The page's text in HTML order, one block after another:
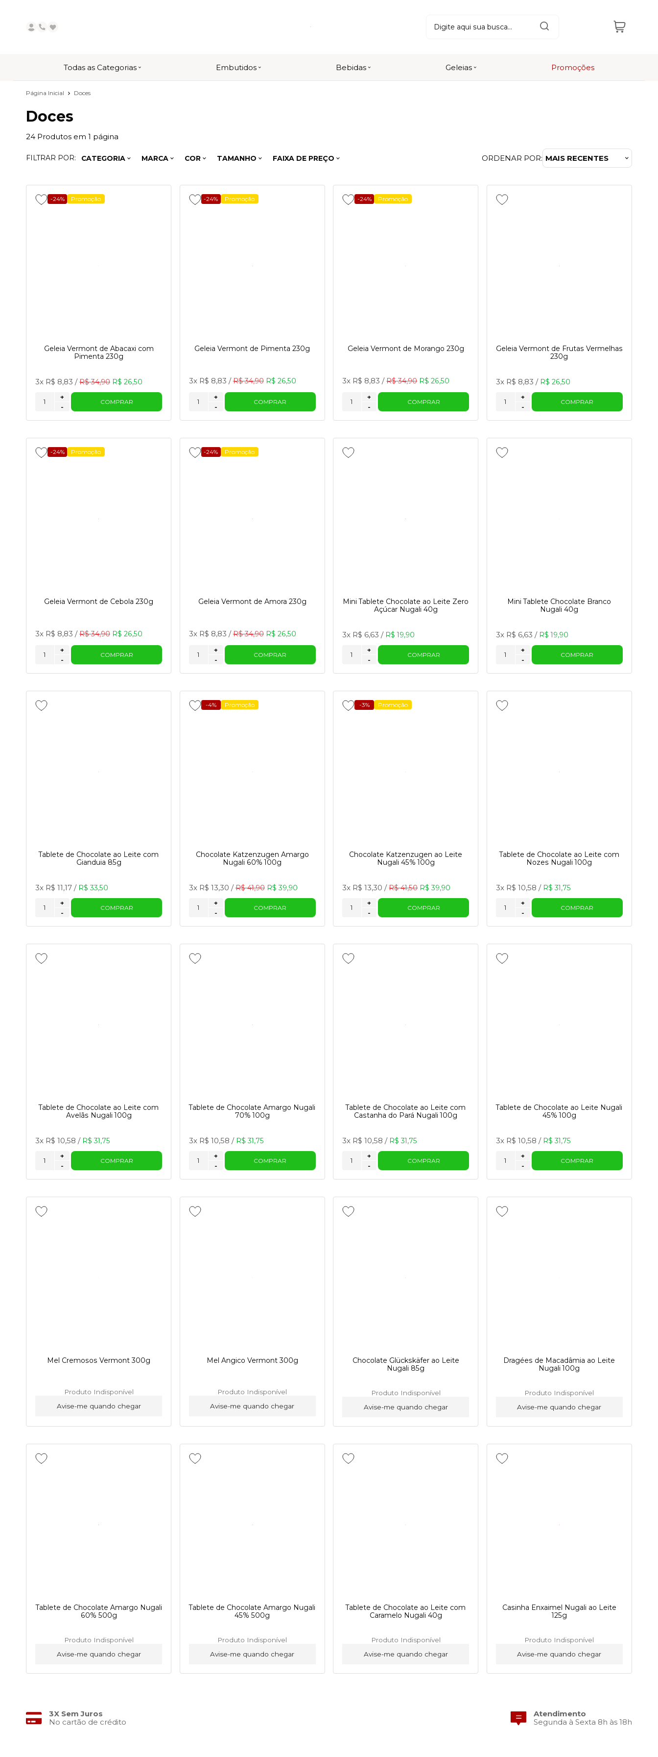
Todas as Categorias Embutidos Bebidas Geleias Promoções
Página Inicial Doces
Doces
24 Produtos em 1 página
FILTRAR POR: CATEGORIA MARCA COR TAMANHO FAIXA DE PREÇO ORDENAR POR: MAIS RECENTES
-24% Promoção
Geleia Vermont de Abacaxi com
Pimenta 230g
3x R$ 8,83 / R$ 34,90 R$ 26,50
-
+
COMPRAR
-24% Promoção
Geleia Vermont de Pimenta 230g
3x R$ 8,83 / R$ 34,90 R$ 26,50
-
+
COMPRAR
-24% Promoção
Geleia Vermont de Morango 230g
3x R$ 8,83 / R$ 34,90 R$ 26,50
-
+
COMPRAR
Geleia Vermont de Frutas Vermelhas
230g
3x R$ 8,83 / R$ 26,50
-
+
COMPRAR
-24% Promoção
Geleia Vermont de Cebola 230g
3x R$ 8,83 / R$ 34,90 R$ 26,50
-
+
COMPRAR
-24% Promoção
Geleia Vermont de Amora 230g
3x R$ 8,83 / R$ 34,90 R$ 26,50
-
+
COMPRAR
Mini Tablete Chocolate ao Leite Zero
Açúcar Nugali 40g
3x R$ 6,63 / R$ 19,90
-
+
COMPRAR
Mini Tablete Chocolate Branco
Nugali 40g
3x R$ 6,63 / R$ 19,90
-
+
COMPRAR
Tablete de Chocolate ao Leite com
Gianduia 85g
3x R$ 11,17 / R$ 33,50
-
+
COMPRAR
-4% Promoção
Chocolate Katzenzugen Amargo
Nugali 60% 100g
3x R$ 13,30 / R$ 41,90 R$ 39,90
-
+
COMPRAR
-3% Promoção
Chocolate Katzenzugen ao Leite
Nugali 45% 100g
3x R$ 13,30 / R$ 41,50 R$ 39,90
-
+
COMPRAR
Tablete de Chocolate ao Leite com
Nozes Nugali 100g
3x R$ 10,58 / R$ 31,75
-
+
COMPRAR
Tablete de Chocolate ao Leite com
Avelãs Nugali 100g
3x R$ 10,58 / R$ 31,75
-
+
COMPRAR
Tablete de Chocolate Amargo Nugali
70% 100g
3x R$ 10,58 / R$ 31,75
-
+
COMPRAR
Tablete de Chocolate ao Leite com
Castanha do Pará Nugali 100g
3x R$ 10,58 / R$ 31,75
-
+
COMPRAR
Tablete de Chocolate ao Leite Nugali
45% 100g
3x R$ 10,58 / R$ 31,75
-
+
COMPRAR
Mel Cremosos Vermont 300g
Produto Indisponível
Avise-me quando chegar
Mel Angico Vermont 300g
Produto Indisponível
Avise-me quando chegar
Chocolate Glückskäfer ao Leite
Nugali 85g
Produto Indisponível
Avise-me quando chegar
Dragées de Macadâmia ao Leite
Nugali 100g
Produto Indisponível
Avise-me quando chegar
Tablete de Chocolate Amargo Nugali
60% 500g
Produto Indisponível
Avise-me quando chegar
Tablete de Chocolate Amargo Nugali
45% 500g
Produto Indisponível
Avise-me quando chegar
Tablete de Chocolate ao Leite com
Caramelo Nugali 40g
Produto Indisponível
Avise-me quando chegar
Casinha Enxaimel Nugali ao Leite
125g
Produto Indisponível
Avise-me quando chegar
3X Sem Juros
No cartão de crédito
Atendimento
Segunda à Sexta 8h às 18h